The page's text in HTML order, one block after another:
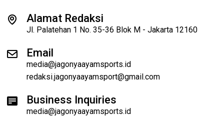
Alamat Redaksi
Jl. Palatehan 1 No. 35-36 Blok M - Jakarta 12160
Email
media@jagonyaayamsports.id
redaksi.jagonyaayamsport@gmail.com
Business Inquiries
media@jagonyaayamsports.id